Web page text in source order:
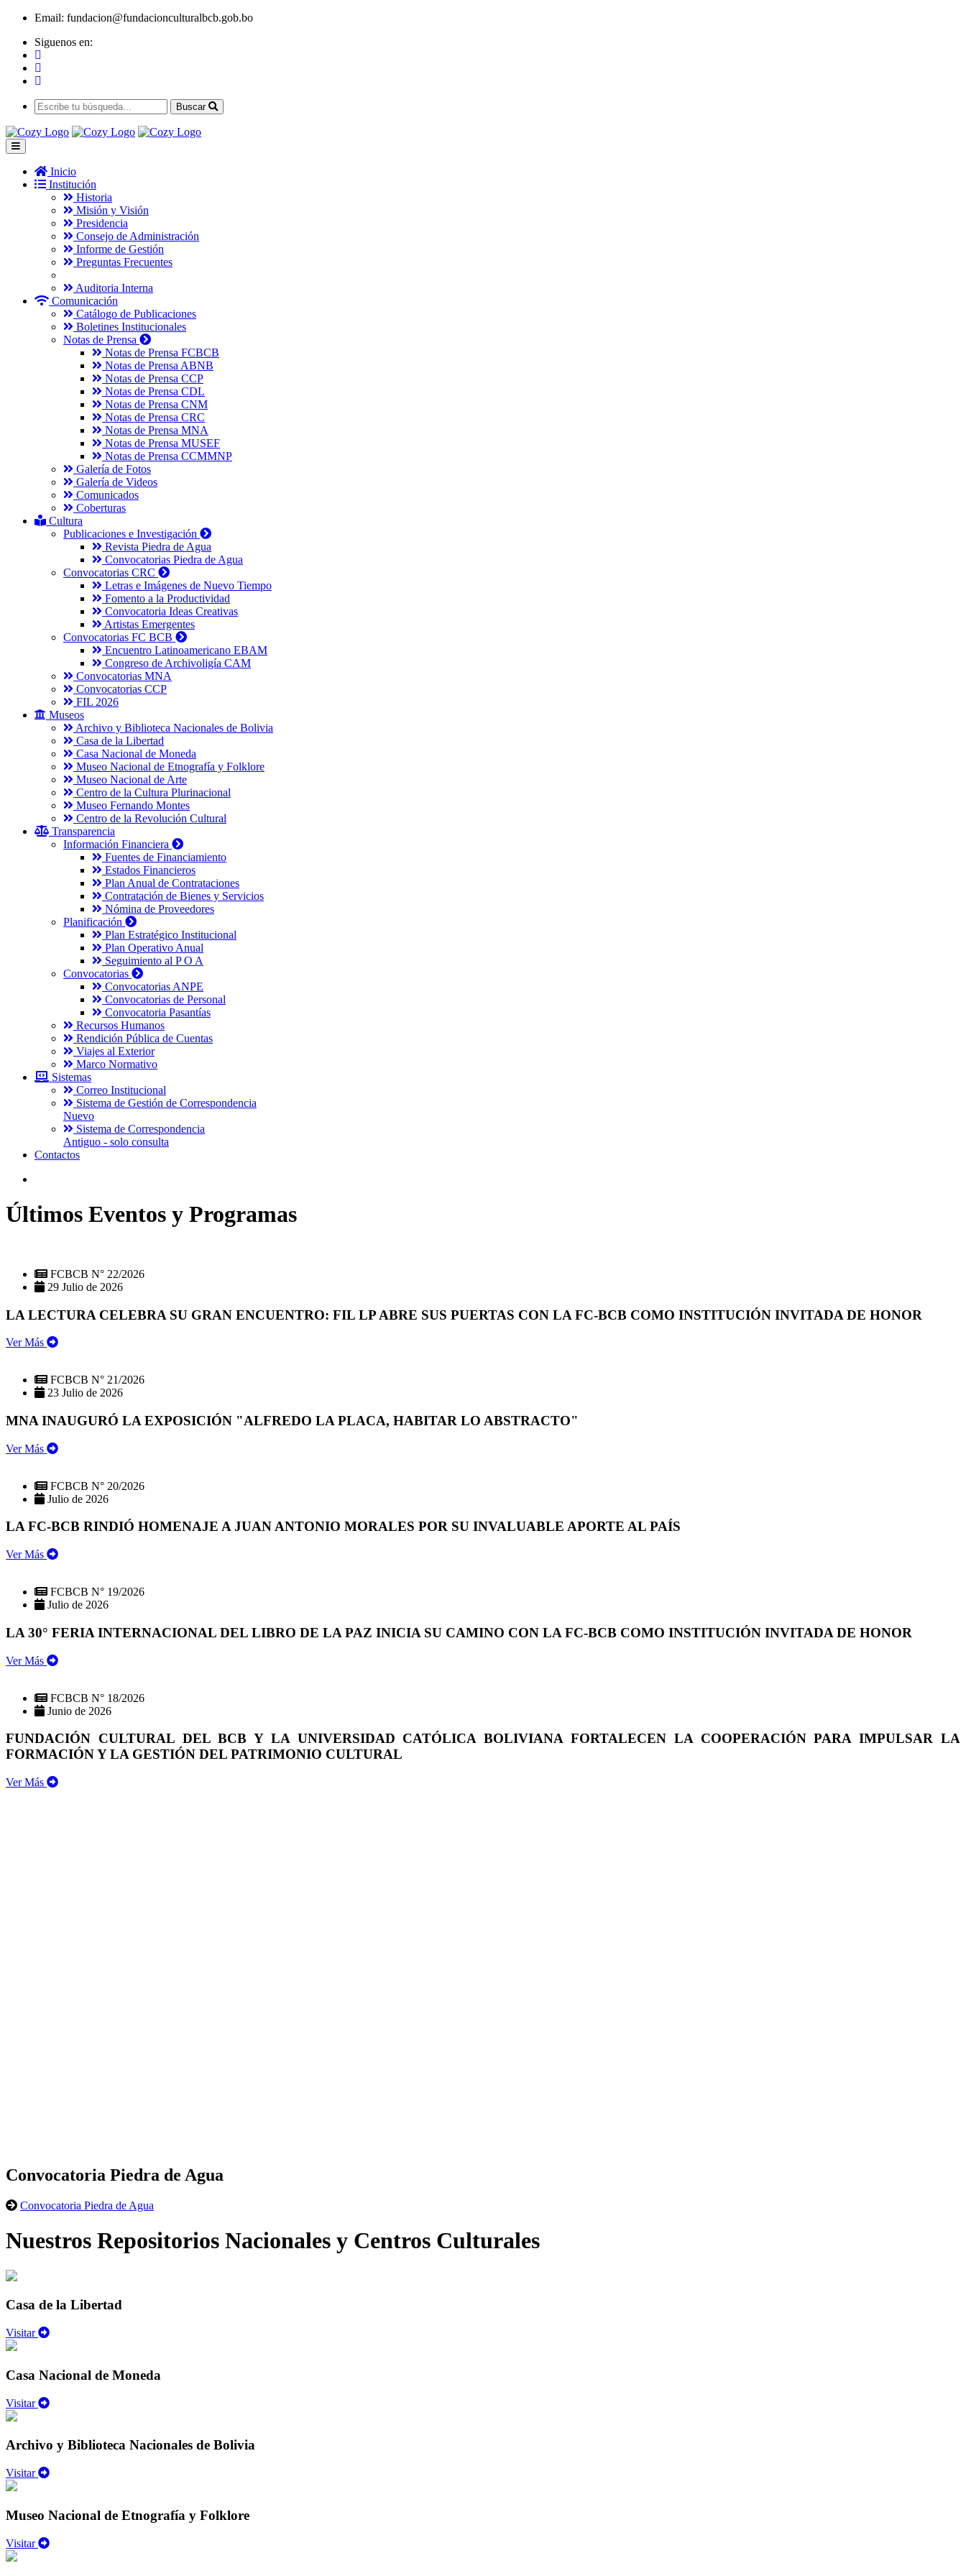
Email: fundacion@fundacionculturalbcb.gob.bo
Siguenos en:
Buscar
Inicio
Institución
Historia
Misión y Visión
Presidencia
Consejo de Administración
Informe de Gestión
Preguntas Frecuentes
Auditoria Interna
Comunicación
Catálogo de Publicaciones
Boletines Institucionales
Notas de Prensa
Notas de Prensa FCBCB
Notas de Prensa ABNB
Notas de Prensa CCP
Notas de Prensa CDL
Notas de Prensa CNM
Notas de Prensa CRC
Notas de Prensa MNA
Notas de Prensa MUSEF
Notas de Prensa CCMMNP
Galería de Fotos
Galería de Videos
Comunicados
Coberturas
Cultura
Publicaciones e Investigación
Revista Piedra de Agua
Convocatorias Piedra de Agua
Convocatorias CRC
Letras e Imágenes de Nuevo Tiempo
Fomento a la Productividad
Convocatoria Ideas Creativas
Artistas Emergentes
Convocatorias FC BCB
Encuentro Latinoamericano EBAM
Congreso de Archivoligía CAM
Convocatorias MNA
Convocatorias CCP
FIL 2026
Museos
Archivo y Biblioteca Nacionales de Bolivia
Casa de la Libertad
Casa Nacional de Moneda
Museo Nacional de Etnografía y Folklore
Museo Nacional de Arte
Centro de la Cultura Plurinacional
Museo Fernando Montes
Centro de la Revolución Cultural
Transparencia
Información Financiera
Fuentes de Financiamiento
Estados Financieros
Plan Anual de Contrataciones
Contratación de Bienes y Servicios
Nómina de Proveedores
Planificación
Plan Estratégico Institucional
Plan Operativo Anual
Seguimiento al P O A
Convocatorias
Convocatorias ANPE
Convocatorias de Personal
Convocatoria Pasantías
Recursos Humanos
Rendición Pública de Cuentas
Viajes al Exterior
Marco Normativo
Sistemas
Correo Institucional
Sistema de Gestión de Correspondencia
Nuevo
Sistema de Correspondencia
Antiguo - solo consulta
Contactos
Últimos Eventos y Programas
FCBCB N° 22/2026
29 Julio de 2026
LA LECTURA CELEBRA SU GRAN ENCUENTRO: FIL LP ABRE SUS PUERTAS CON LA FC-BCB COMO INSTITUCIÓN INVITADA DE HONOR
Ver Más
FCBCB N° 21/2026
23 Julio de 2026
MNA INAUGURÓ LA EXPOSICIÓN "ALFREDO LA PLACA, HABITAR LO ABSTRACTO"
Ver Más
FCBCB N° 20/2026
Julio de 2026
LA FC-BCB RINDIÓ HOMENAJE A JUAN ANTONIO MORALES POR SU INVALUABLE APORTE AL PAÍS
Ver Más
FCBCB N° 19/2026
Julio de 2026
LA 30° FERIA INTERNACIONAL DEL LIBRO DE LA PAZ INICIA SU CAMINO CON LA FC-BCB COMO INSTITUCIÓN INVITADA DE HONOR
Ver Más
FCBCB N° 18/2026
Junio de 2026
FUNDACIÓN CULTURAL DEL BCB Y LA UNIVERSIDAD CATÓLICA BOLIVIANA FORTALECEN LA COOPERACIÓN PARA IMPULSAR LA
FORMACIÓN Y LA GESTIÓN DEL PATRIMONIO CULTURAL
Ver Más
Convocatoria Piedra de Agua
Convocatoria Piedra de Agua
Nuestros Repositorios Nacionales y Centros Culturales
Casa de la Libertad
Visitar
Casa Nacional de Moneda
Visitar
Archivo y Biblioteca Nacionales de Bolivia
Visitar
Museo Nacional de Etnografía y Folklore
Visitar